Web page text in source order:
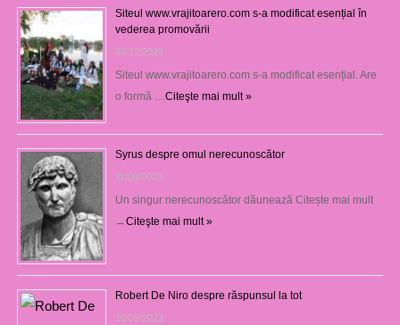
Siteul www.vrajitoarero.com s-a modificat esențial în
vederea promovării
07/12/2023
Siteul www.vrajitoarero.com s-a modificat esențial. Are
o formă … Citeşte mai mult »
Syrus despre omul nerecunoscător
11/09/2023
Un singur nerecunoscător dăunează Citește mai mult
→Citeşte mai mult »
Robert De Niro despre răspunsul la tot
10/09/2023